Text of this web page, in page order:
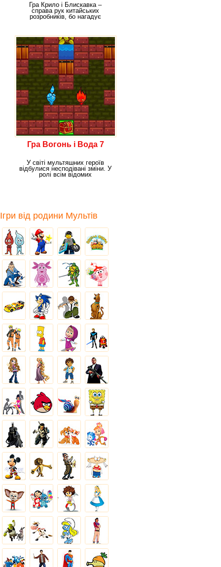
Гра Крило і Блискавка –
справа рук китайських
розробників, бо нагадує
Гра Вогонь і Вода 7
У світі мультяшних героїв
відбулися несподівані зміни. У
ролі всім відомих
Ігри від родини Мультів